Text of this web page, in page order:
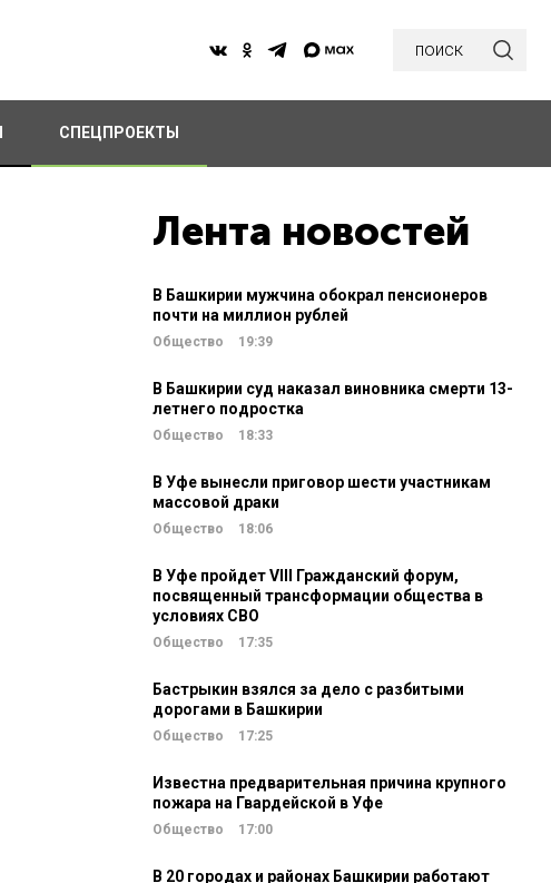
поиск
СПЕЦПРОЕКТЫ
Лента новостей
В Башкирии мужчина обокрал пенсионеров
почти на миллион рублей
Общество 19:39
В Башкирии суд наказал виновника смерти 13-
летнего подростка
Общество 18:33
В Уфе вынесли приговор шести участникам
массовой драки
Общество 18:06
В Уфе пройдет VIII Гражданский форум,
посвященный трансформации общества в
условиях СВО
Общество 17:35
Бастрыкин взялся за дело с разбитыми
дорогами в Башкирии
Общество 17:25
Известна предварительная причина крупного
пожара на Гвардейской в Уфе
Общество 17:00
В 20 городах и районах Башкирии работают